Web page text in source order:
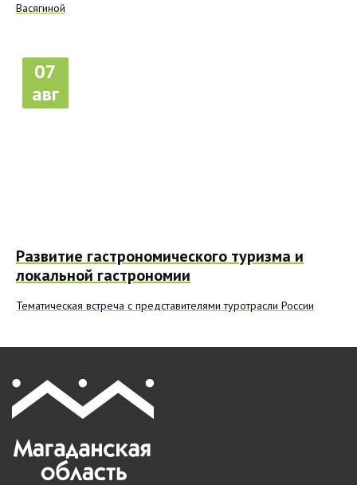
Васягиной
07
авг
Развитие гастрономического туризма и
локальной гастрономии
Тематическая встреча с представителями туротрасли России